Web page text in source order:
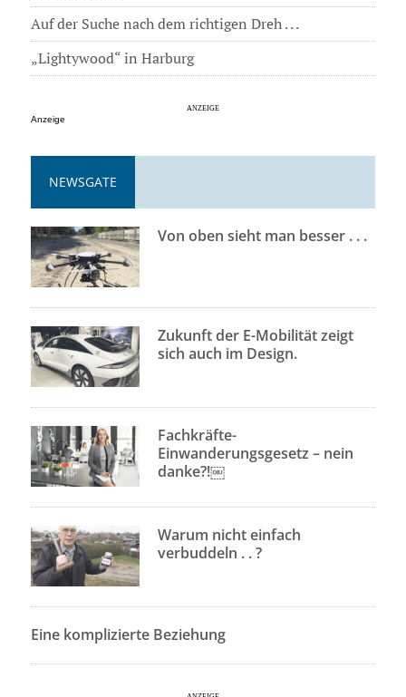
Auf der Suche nach dem richtigen Dreh . . .
„Lightywood“ in Harburg
Anzeige
NEWSGATE
Von oben sieht man besser . . .
Zukunft der E-Mobilität zeigt
sich auch im Design.
Fachkräfte-
Einwanderungsgesetz – nein
danke?!￼
Warum nicht einfach
verbuddeln . . ?
Eine komplizierte Beziehung